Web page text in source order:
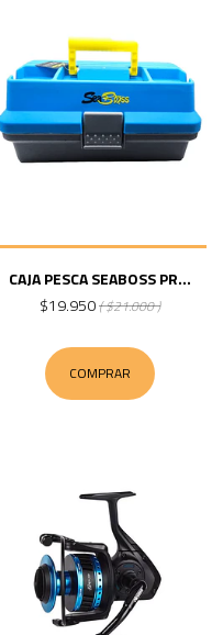
CAJA PESCA SEABOSS PR...
$19.950( $21.000 )
COMPRAR